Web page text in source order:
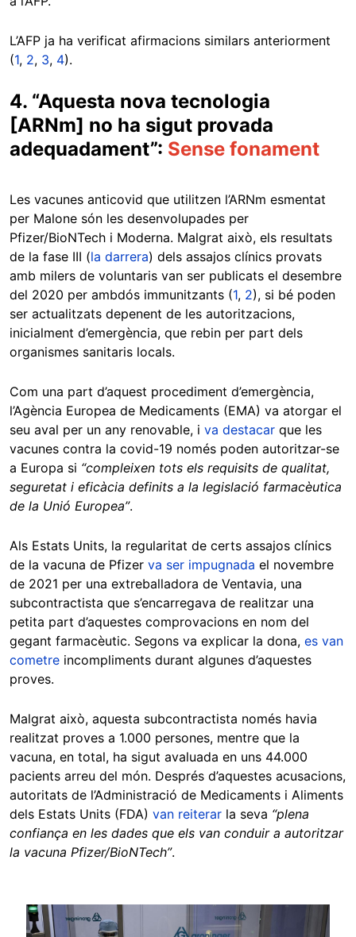
L’AFP ja ha verificat afirmacions similars anteriorment
(1, 2, 3, 4).
4. “Aquesta nova tecnologia
[ARNm] no ha sigut provada
adequadament”: Sense fonament
Les vacunes anticovid que utilitzen l’ARNm esmentat
per Malone són les desenvolupades per
Pfizer/BioNTech i Moderna. Malgrat això, els resultats
de la fase III (la darrera) dels assajos clínics provats
amb milers de voluntaris van ser publicats el desembre
del 2020 per ambdós immunitzants (1, 2), si bé poden
ser actualitzats depenent de les autoritzacions,
inicialment d’emergència, que rebin per part dels
organismes sanitaris locals.
Com una part d’aquest procediment d’emergència,
l’Agència Europea de Medicaments (EMA) va atorgar el
seu aval per un any renovable, i va destacar que les
vacunes contra la covid-19 només poden autoritzar-se
a Europa si “compleixen tots els requisits de qualitat,
seguretat i eficàcia definits a la legislació farmacèutica
de la Unió Europea”.
Als Estats Units, la regularitat de certs assajos clínics
de la vacuna de Pfizer va ser impugnada el novembre
de 2021 per una extreballadora de Ventavia, una
subcontractista que s’encarregava de realitzar una
petita part d’aquestes comprovacions en nom del
gegant farmacèutic. Segons va explicar la dona, es van
cometre incompliments durant algunes d’aquestes
proves.
Malgrat això, aquesta subcontractista només havia
realitzat proves a 1.000 persones, mentre que la
vacuna, en total, ha sigut avaluada en uns 44.000
pacients arreu del món. Després d’aquestes acusacions,
autoritats de l’Administració de Medicaments i Aliments
dels Estats Units (FDA) van reiterar la seva “plena
confiança en les dades que els van conduir a autoritzar
la vacuna Pfizer/BioNTech”.
Image